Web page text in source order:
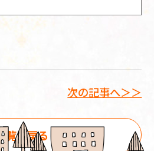
覧に戻る
次の記事へ＞＞